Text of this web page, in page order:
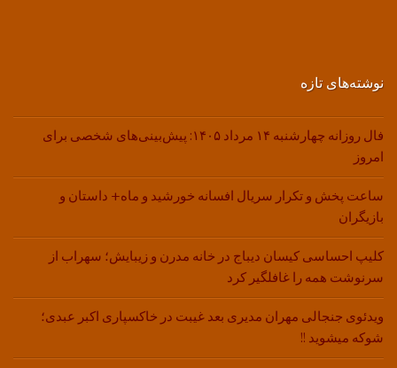
نوشته‌های تازه
فال روزانه چهارشنبه ۱۴ مرداد ۱۴۰۵: پیش‌بینی‌های شخصی برای
امروز
ساعت پخش و تکرار سریال افسانه خورشید و ماه+ داستان و
بازیگران
کلیپ احساسی کیسان دیباج در خانه مدرن و زیبایش؛ سهراب از
سرنوشت همه را غافلگیر کرد
ویدئوی جنجالی مهران مدیری بعد غیبت در خاکسپاری اکبر عبدی؛
شوکه میشوید !!